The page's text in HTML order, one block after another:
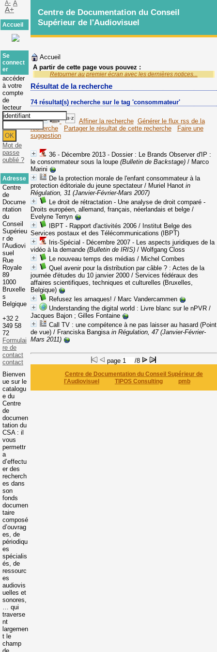
Accueil
A partir de cette page vous pouvez :
Retourner au premier écran avec les dernières notices...
Résultat de la recherche
74 résultat(s) recherche sur le tag 'consommateur'
Affiner la recherche Générer le flux rss de la
recherche
Partager le résultat de cette recherche
Faire une
suggestion
36 - Décembre 2013 - Dossier : Le Brands Observer d'IP :
le consommateur sous la loupe(Bulletin de Backstage)/ Marco
Marini
De la protection morale de l'enfant consommateur à la
protection éditoriale du jeune spectateur/ Muriel Hanot in
Régulation, 31 (Janvier-Février-Mars 2007)
Le droit de rétractation - Une analyse de droit comparé -
Droits européen, allemand, français, néerlandais et belge/
Evelyne Terryn
IBPT - Rapport d'activités 2006/ Institut Belge des
Services postaux et des Télécommunications (IBPT)
Iris-Spécial - Décembre 2007 - Les aspects juridiques de la
vidéo à la demande(Bulletin de IRIS)/ Wolfgang Closs
Le nouveau temps des médias / Michel Combes
Quel avenir pour la distribution par câble ?: Actes de la
journée d'études du 10 janvier 2000/ Services fédéraux des
affaires scientifiques, techniques et culturelles (Bruxelles,
Belgique)
Refusez les arnaques! / Marc Vandercammen
Understanding the digital world : Livre blanc sur le nPVR/
Jacques Bajon ; Gilles Fontaine
Call TV : une compétence à ne pas laisser au hasard (Point
de vue)/ Franciska Bangisa in Régulation, 47 (Janvier-Février-
Mars 2011)
page /8
Centre de Documentation du Conseil Supérieur de
l'Audiovisuel
TIPOS Consulting pmb
Centre de Documentation du Conseil
Supérieur de l'Audiovisuel
A- A
A+
Accueil
Se
connect
er
accéder
à votre
compte
de
lecteur
Mot de
passe
oublié ?
Adresse
Centre
de
Docume
ntation
du
Conseil
Supérieu
r de
l'Audiovi
suel
Rue
Royale
89
1000
Bruxelle
s
Belgique
+32 2
349 58
72
Formulai
re de
contact
contact
Bienven
ue sur le
catalogu
e du
Centre
de
documen
tation du
CSA : il
vous
permettr
a
d’effectu
er des
recherch
es dans
son
fonds
documen
taire
composé
d’ouvrag
es, de
périodiqu
es
spécialis
és, de
ressourc
es
audiovis
uelles et
sonores,
… qui
traverse
nt
largemen
t le
champ